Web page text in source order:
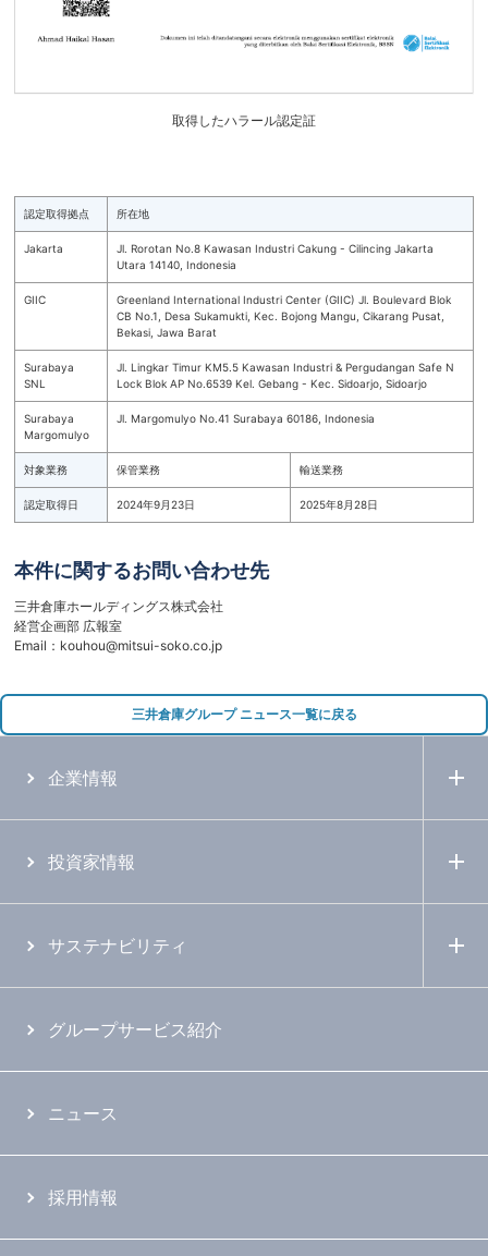
取得したハラール認定証
認定取得拠点 所在地
Jakarta
Jl. Rorotan No.8 Kawasan Industri Cakung - Cilincing Jakarta
Utara 14140, Indonesia
GIIC
Greenland International Industri Center (GIIC) Jl. Boulevard Blok
CB No.1, Desa Sukamukti, Kec. Bojong Mangu, Cikarang Pusat,
Bekasi, Jawa Barat
Surabaya
SNL
Jl. Lingkar Timur KM5.5 Kawasan Industri & Pergudangan Safe N
Lock Blok AP No.6539 Kel. Gebang - Kec. Sidoarjo, Sidoarjo
Surabaya
Margomulyo
Jl. Margomulyo No.41 Surabaya 60186, Indonesia
対象業務 保管業務 輸送業務
認定取得日 2024年9月23日 2025年8月28日
本件に関するお問い合わせ先
三井倉庫ホールディングス株式会社
経営企画部 広報室
Email：kouhou@mitsui-soko.co.jp
三井倉庫グループ ニュース一覧に戻る
企業情報
投資家情報
サステナビリティ
グループサービス紹介
ニュース
採用情報